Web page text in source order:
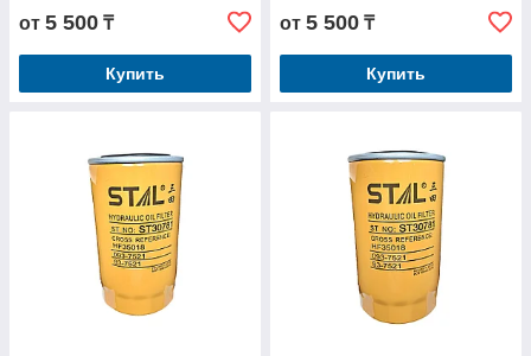
от 5 500 ₸
Купить
от 5 500 ₸
Купить